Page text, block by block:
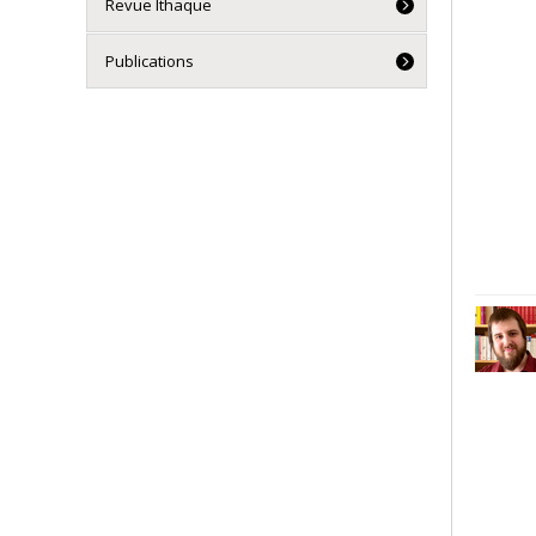
Revue Ithaque
Publications